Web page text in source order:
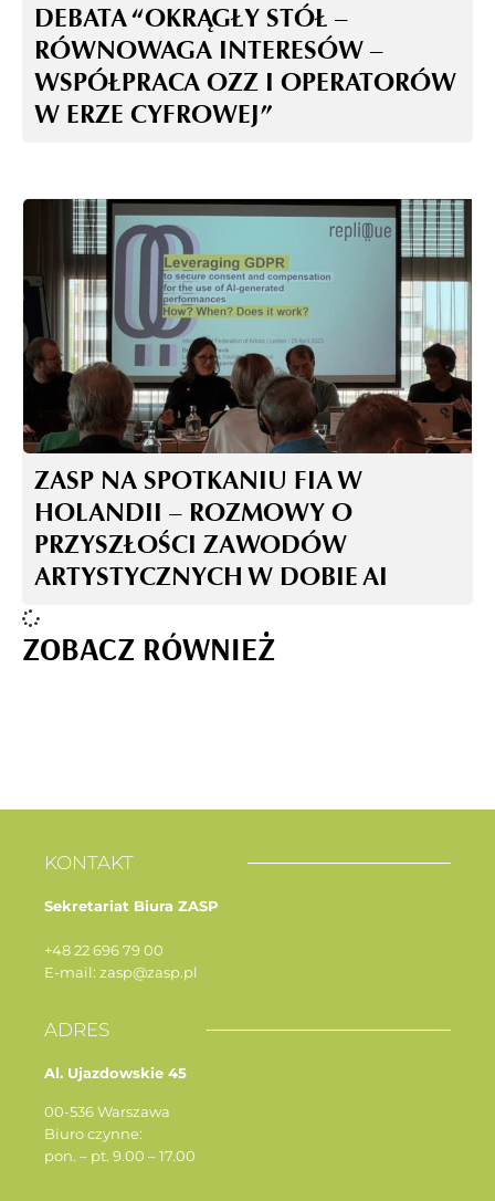
ZOBACZ RÓWNIEŻ
DEBATA “OKRĄGŁY STÓŁ –
RÓWNOWAGA INTERESÓW –
WSPÓŁPRACA OZZ I OPERATORÓW
W ERZE CYFROWEJ”
ZASP NA SPOTKANIU FIA W
HOLANDII – ROZMOWY O
PRZYSZŁOŚCI ZAWODÓW
ARTYSTYCZNYCH W DOBIE AI
KONTAKT
Sekretariat Biura ZASP
+48 22 696 79 00
E-mail: zasp@zasp.pl
ADRES
Al. Ujazdowskie 45
00-536 Warszawa
Biuro czynne:
pon. – pt. 9.00 – 17.00